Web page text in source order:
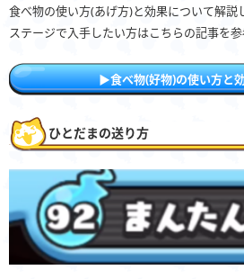
食べ物の使い方(あげ方)と効果について解説
ステージで入手したい方はこちらの記事を参
▶食べ物(好物)の使い方と
ひとだまの送り方